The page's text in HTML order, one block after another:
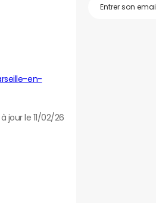
en-
à jour le 11/02/26